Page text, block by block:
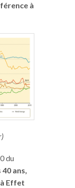
à
du
ans,
Effet